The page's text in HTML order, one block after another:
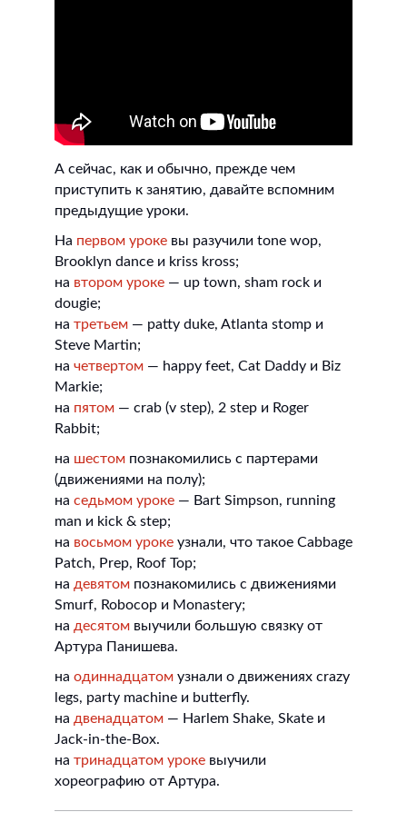
А сейчас, как и обычно, прежде чем
приступить к занятию, давайте вспомним
предыдущие уроки.
На первом уроке вы разучили tone wop,
Brooklyn dance и kriss kross;
на втором уроке — up town, sham rock и
dougie;
на третьем — patty duke, Atlanta stomp и
Steve Martin;
на четвертом — happy feet, Cat Daddy и Biz
Markie;
на пятом — crab (v step), 2 step и Roger
Rabbit;
на шестом познакомились с партерами
(движениями на полу);
на седьмом уроке — Bart Simpson, running
man и kick & step;
на восьмом уроке узнали, что такое Cabbage
Patch, Prep, Roof Top;
на девятом познакомились с движениями
Smurf, Robocop и Monastery;
на десятом выучили большую связку от
Артура Панишева.
на одиннадцатом узнали о движениях crazy
legs, party machine и butterfly.
на двенадцатом — Harlem Shake, Skate и
Jack-in-the-Box.
на тринадцатом уроке выучили
хореографию от Артура.